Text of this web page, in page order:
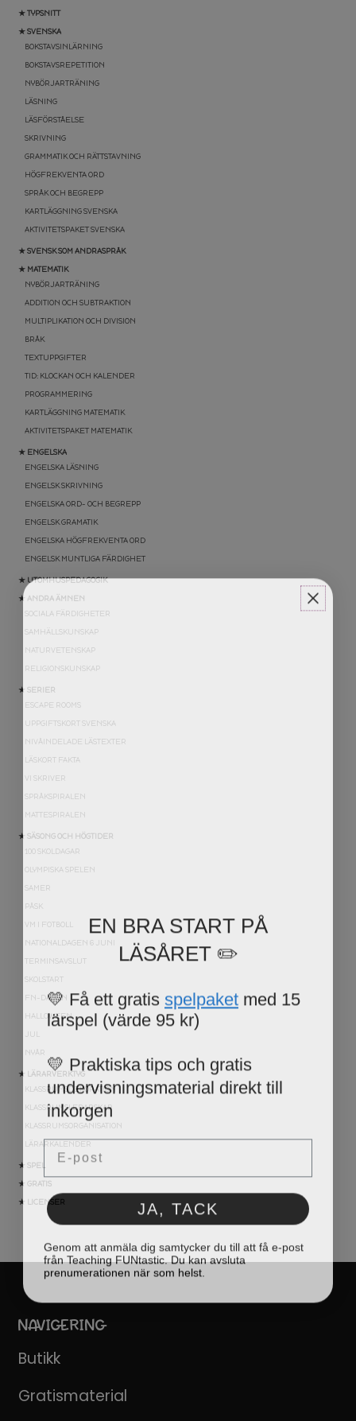
★ TYPSNITT
★ SVENSKA
BOKSTAVSINLÄRNING
BOKSTAVSREPETITION
NYBÖRJARTRÄNING
LÄSNING
LÄSFÖRSTÅELSE
SKRIVNING
GRAMMATIK OCH RÄTTSTAVNING
HÖGFREKVENTA ORD
SPRÅK OCH BEGREPP
KARTLÄGGNING SVENSKA
AKTIVITETSPAKET SVENSKA
★ SVENSK SOM ANDRASPRÅK
★ MATEMATIK
NYBÖRJARTRÄNING
ADDITION OCH SUBTRAKTION
MULTIPLIKATION OCH DIVISION
BRÅK
TEXTUPPGIFTER
TID: KLOCKAN OCH KALENDER
PROGRAMMERING
KARTLÄGGNING MATEMATIK
AKTIVITETSPAKET MATEMATIK
★ ENGELSKA
ENGELSKA LÄSNING
ENGELSK SKRIVNING
ENGELSKA ORD- OCH BEGREPP
ENGELSK GRAMATIK
ENGELSKA HÖGFREKVENTA ORD
ENGELSK MUNTLIGA FÄRDIGHET
★ UTOMHUSPEDAGOGIK
★ ANDRA ÄMNEN
SOCIALA FÄRDIGHETER
SAMHÄLLSKUNSKAP
NATURVETENSKAP
RELIGIONSKUNSKAP
★ SERIER
ESCAPE ROOMS
UPPGIFTSKORT SVENSKA
NIVÅINDELADE LÄSTEXTER
LÄSKORT FAKTA
VI SKRIVER
SPRÅKSPIRALEN
MATTESPIRALEN
★ SÄSONG OCH HÖGTIDER
100 SKOLDAGAR
OLYMPISKA SPELEN
SAMER
PÅSK
VM I FOTBOLL
NATIONALDAGEN 6 JUNI
TERMINSAVSLUT
SKOLSTART
FN-DAGEN
HALLOWEEN
JUL
NYÅR
★ LÄRARVERKTYG
KLASSRUMSDEKORATION
KLASSRUMSLEDARSKAP
KLASSRUMSORGANISATION
LÄRARKALENDER
★ SPEL
★ GRATIS
★ LICENSER
NAVIGERING
Butikk
Gratismaterial
EN BRA START PÅ
LÄSÅRET ✏️
💛 Få ett gratis spelpaket med 15
lärspel (värde 95 kr)
💛 Praktiska tips och gratis
undervisningsmaterial direkt till
inkorgen
JA, TACK
från Teaching FUNtastic. Du kan avsluta
prenumerationen när som helst.